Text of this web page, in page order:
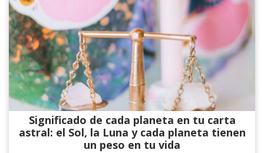
Significado de cada planeta en tu carta
astral: el Sol, la Luna y cada planeta tienen
un peso en tu vida